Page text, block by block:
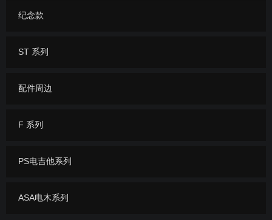
纪念款
ST 系列
配件周边
F 系列
PS电吉他系列
ASA电木系列